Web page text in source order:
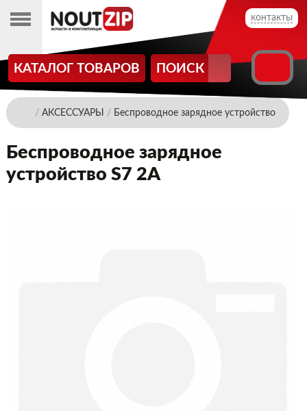
контакты
КАТАЛОГ ТОВАРОВ ПОИСК
/ АКСЕССУАРЫ / Беспроводное зарядное устройство
Беспроводное зарядное
устройство S7 2A